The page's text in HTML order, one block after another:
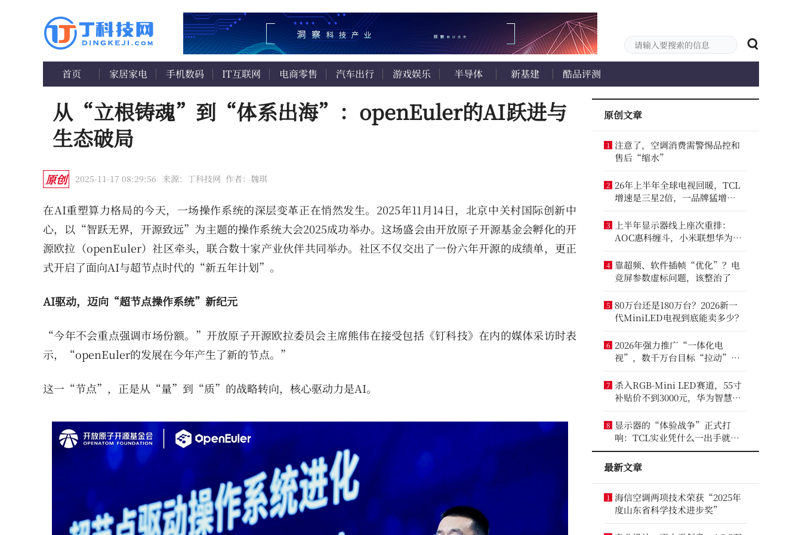
首页 家居家电 手机数码 IT互联网 电商零售 汽车出行 游戏娱乐 半导体 新基建 酷品评测
从“立根铸魂”到“体系出海”：openEuler的AI跃进与
生态破局
原创 2025-11-17 08:29:56 来源：丁科技网 作者：魏琪
在AI重塑算力格局的今天，一场操作系统的深层变革正在悄然发生。2025年11月14日，北京中关村国际创新中
心，以“智跃无界，开源致远”为主题的操作系统大会2025成功举办。这场盛会由开放原子开源基金会孵化的开
源欧拉（openEuler）社区牵头，联合数十家产业伙伴共同举办。社区不仅交出了一份六年开源的成绩单，更正
式开启了面向AI与超节点时代的“新五年计划”。
AI驱动，迈向“超节点操作系统”新纪元
“今年不会重点强调市场份额。”开放原子开源欧拉委员会主席熊伟在接受包括《钉科技》在内的媒体采访时表
示，“openEuler的发展在今年产生了新的节点。”
这一“节点”，正是从“量”到“质”的战略转向，核心驱动力是AI。
原创文章
1 注意了，空调消费需警惕品控和
售后“缩水”
2 26年上半年全球电视回暖，TCL
增速是三星2倍，一品牌猛增
14.8%
3
上半年显示器线上座次重排：
AOC惠科缠斗，小米联想华为进
前八
4 靠超频、软件插帧“优化”？电
竞屏参数虚标问题，该整治了
5 80万台还是180万台？2026新一
代MiniLED电视到底能卖多少？
6 2026年强力推广“一体化电
视”，数千万台目标“拉动”彩
电业？
7 杀入RGB-Mini LED赛道，55寸
补贴价不到3000元，华为智慧屏
要“走量”？
8 显示器的“体验战争”正式打
响：TCL实业凭什么一出手就定
义了三条赛道？
最新文章
1 海信空调两项技术荣获“2025年
度山东省科学技术进步奖”